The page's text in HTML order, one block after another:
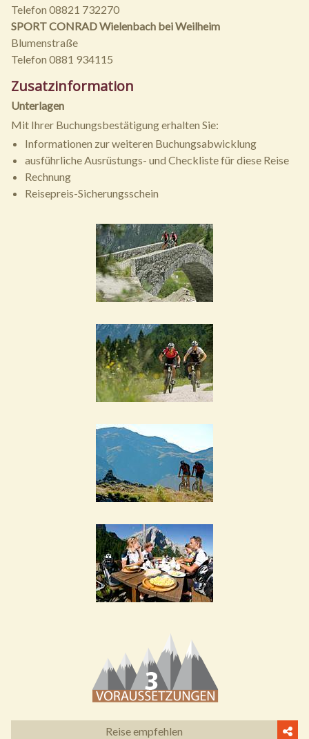
Telefon 08821 732270
SPORT CONRAD Wielenbach bei Weilheim
Blumenstraße
Telefon 0881 934115
Zusatzinformation
Unterlagen
Mit Ihrer Buchungsbestätigung erhalten Sie:
Informationen zur weiteren Buchungsabwicklung
ausführliche Ausrüstungs- und Checkliste für diese Reise
Rechnung
Reisepreis-Sicherungsschein
Reise empfehlen